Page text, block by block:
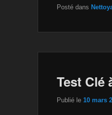
c
e
o
k
tt
er
Posté dans
Test Clé
Publié le 10 mars